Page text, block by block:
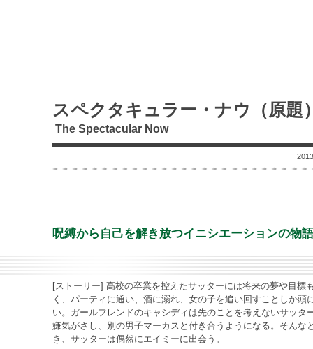
スペクタキュラー・ナウ（原題
The Spectacular Now
呪縛から自己を解き放つイニシエーションの物語
[ストーリー] 高校の卒業を控えたサッターには将来の夢や目標
く、パーティに通い、酒に溺れ、女の子を追い回すことしか頭
い。ガールフレンドのキャシディは先のことを考えないサッタ
嫌気がさし、別の男子マーカスと付き合うようになる。そんな
き、サッターは偶然にエイミーに出会う。